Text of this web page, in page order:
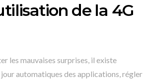
de la 4G
les mauvaises surprises, il existe
automatiques des applications, régler